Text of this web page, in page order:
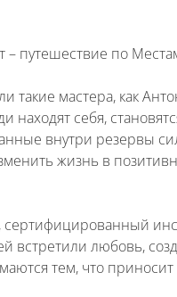
– путешествие по
такие мастера, как
себя,
внутри резервы
жизнь в
встретили любовь,
тем, что приносит